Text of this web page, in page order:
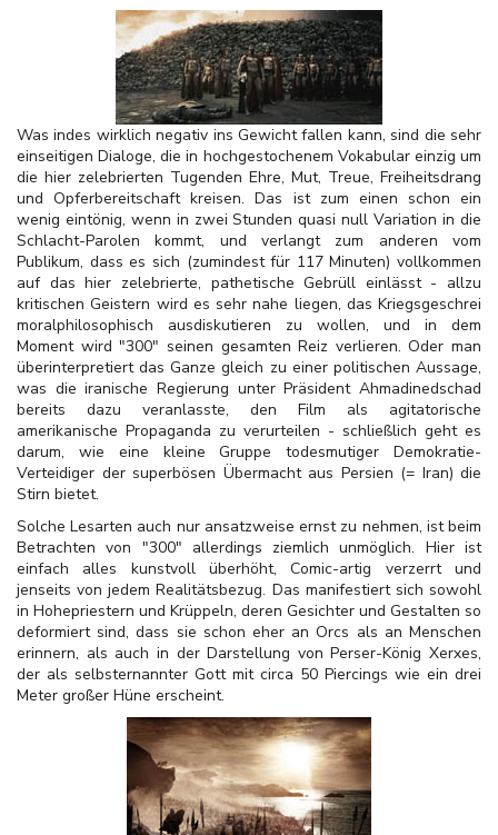
Was indes wirklich negativ ins Gewicht fallen kann, sind die sehr
einseitigen Dialoge, die in hochgestochenem Vokabular einzig um
die hier zelebrierten Tugenden Ehre, Mut, Treue, Freiheitsdrang
und Opferbereitschaft kreisen. Das ist zum einen schon ein
wenig eintönig, wenn in zwei Stunden quasi null Variation in die
Schlacht-Parolen kommt, und verlangt zum anderen vom
Publikum, dass es sich (zumindest für 117 Minuten) vollkommen
auf das hier zelebrierte, pathetische Gebrüll einlässt - allzu
kritischen Geistern wird es sehr nahe liegen, das Kriegsgeschrei
moralphilosophisch ausdiskutieren zu wollen, und in dem
Moment wird "300" seinen gesamten Reiz verlieren. Oder man
überinterpretiert das Ganze gleich zu einer politischen Aussage,
was die iranische Regierung unter Präsident Ahmadinedschad
bereits dazu veranlasste, den Film als agitatorische
amerikanische Propaganda zu verurteilen - schließlich geht es
darum, wie eine kleine Gruppe todesmutiger Demokratie-
Verteidiger der superbösen Übermacht aus Persien (= Iran) die
Stirn bietet.
Solche Lesarten auch nur ansatzweise ernst zu nehmen, ist beim
Betrachten von "300" allerdings ziemlich unmöglich. Hier ist
einfach alles kunstvoll überhöht, Comic-artig verzerrt und
jenseits von jedem Realitätsbezug. Das manifestiert sich sowohl
in Hohepriestern und Krüppeln, deren Gesichter und Gestalten so
deformiert sind, dass sie schon eher an Orcs als an Menschen
erinnern, als auch in der Darstellung von Perser-König Xerxes,
der als selbsternannter Gott mit circa 50 Piercings wie ein drei
Meter großer Hüne erscheint.